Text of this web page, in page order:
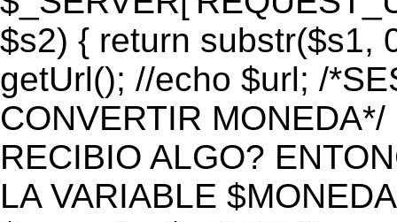
$s2) { return substr($s1,
getUrl(); //echo $url; /
CONVERTIR
RECIBIO ALGO?
LA VARIABLE